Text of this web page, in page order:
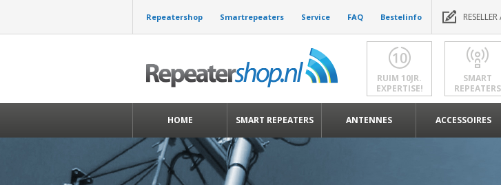
Repeatershop Smartrepeaters Service FAQ Bestelinfo
RUIM 10JR.
EXPERTISE!
SMART
REPEATERS
HOME SMART REPEATERS ANTENNES ACCESSOIRES